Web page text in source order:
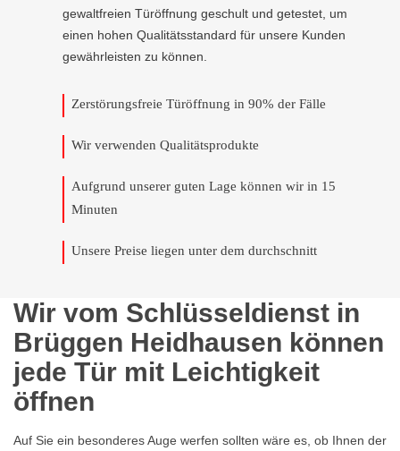
gewaltfreien Türöffnung geschult und getestet, um
einen hohen Qualitätsstandard für unsere Kunden
gewährleisten zu können.
Zerstörungsfreie Türöffnung in 90% der Fälle
Wir verwenden Qualitätsprodukte
Aufgrund unserer guten Lage können wir in 15
Minuten
Unsere Preise liegen unter dem durchschnitt
Wir vom Schlüsseldienst in
Brüggen Heidhausen können
jede Tür mit Leichtigkeit
öffnen
Auf Sie ein besonderes Auge werfen sollten wäre es, ob Ihnen der